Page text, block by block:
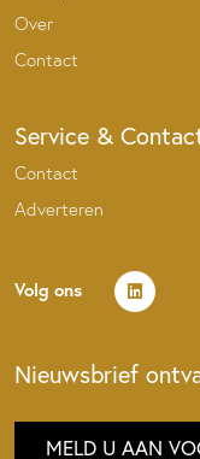
Over
Contact
Service &
Contact
Adverteren
Volg ons
Nieuwsbrief
MELD U AAN